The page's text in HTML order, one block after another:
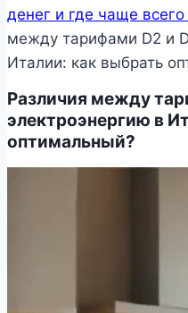
денег и где чаще
между тарифами D2 и
Италии: как выбрать
Различия между
электроэнергию в
оптимальный?